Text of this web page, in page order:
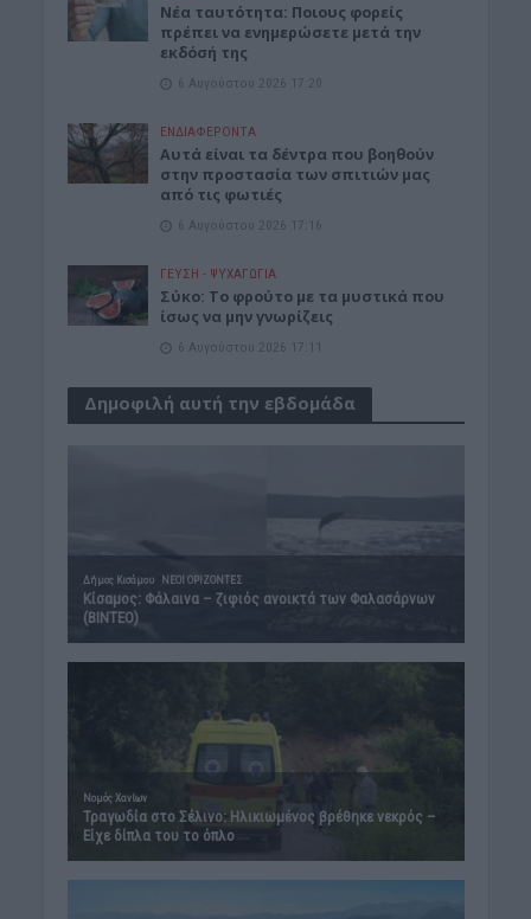
Νέα ταυτότητα: Ποιους φορείς
πρέπει να ενημερώσετε μετά την
εκδόσή της
6 Αυγούστου 2026 17:20
ΕΝΔΙΑΦΕΡΟΝΤΑ
Αυτά είναι τα δέντρα που βοηθούν
στην προστασία των σπιτιών μας
από τις φωτιές
6 Αυγούστου 2026 17:16
ΓΕΎΣΗ - ΨΥΧΑΓΩΓΊΑ
Σύκο: Το φρούτο με τα μυστικά που
ίσως να μην γνωρίζεις
6 Αυγούστου 2026 17:11
Δημοφιλή αυτή την εβδομάδα